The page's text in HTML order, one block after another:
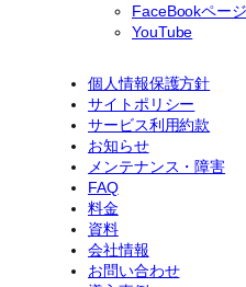
FaceBookページ
YouTube
個人情報保護方針
サイトポリシー
サービス利用約款
お知らせ
メンテナンス・障害
FAQ
料金
資料
会社情報
お問い合わせ